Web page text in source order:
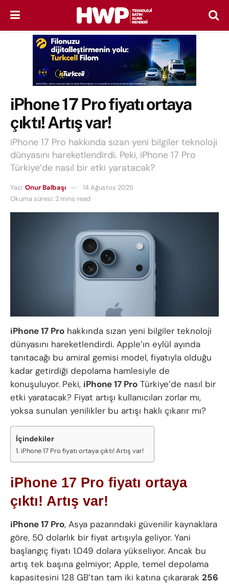
iPhone 17 Pro fiyatı ortaya
çıktı! Artış var!
iPhone 17 Pro hakkında sızan yeni bilgiler teknoloji
dünyasını hareketlendirdi. Peki, iPhone 17 Pro
Türkiye’de nasıl bir etki yaratacak?
Yazı: Onur Balbaşı
14 Ağustos 2025
Okuma süresi: 2 mins read
iPhone 17 Pro hakkında sızan yeni bilgiler teknoloji
dünyasını hareketlendirdi. Apple’ın eylül ayında
tanıtacağı bu amiral gemisi model, fiyatıyla olduğu
kadar getirdiği depolama hamlesiyle de
konuşuluyor. Peki, iPhone 17 Pro Türkiye’de nasıl bir
etki yaratacak? Fiyat artışı kullanıcıları zorlar mı,
yoksa sunulan yenilikler bu artışı haklı çıkarır mı?
İçindekiler
iPhone 17 Pro fiyatı ortaya çıktı! Artış var!
iPhone 17 Pro fiyatı ortaya
çıktı! Artış var!
iPhone 17 Pro, Asya pazarındaki güvenilir kaynaklara
göre, 50 dolarlık bir fiyat artışıyla geliyor. Yani
başlangıç fiyatı 1.049 dolara yükseliyor. Ancak bu
artış tek başına gelmiyor; Apple, temel depolama
kapasitesini 128 GB’tan tam iki katına çıkararak 256